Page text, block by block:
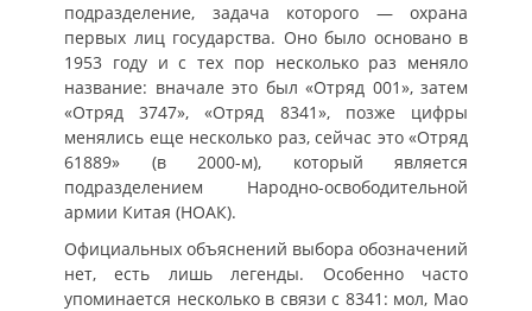
подразделение, задача которого — охрана
первых лиц государства. Оно было основано в
1953 году и с тех пор несколько раз меняло
название: вначале это был «Отряд 001», затем
«Отряд 3747», «Отряд 8341», позже цифры
менялись еще несколько раз, сейчас это «Отряд
61889» (в 2000-м), который является
подразделением Народно-освободительной
армии Китая (НОАК).
Официальных объяснений выбора обозначений
нет, есть лишь легенды. Особенно часто
упоминается несколько в связи с 8341: мол, Мао